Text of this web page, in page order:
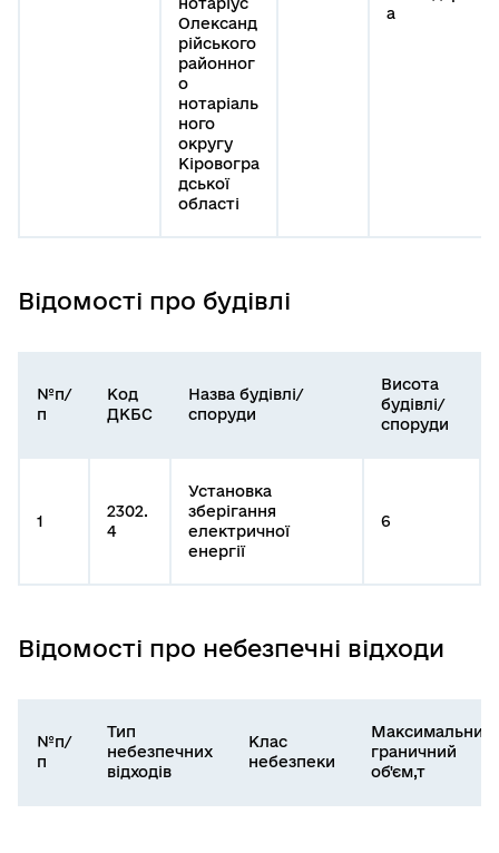
Олександ
рійського
районног
о
нотаріаль
ного
округу
Кіровогра
дської
області
а
Відомості про будівлі
№п/
п
Код
ДКБС
Назва будівлі/
споруди
Висота
будівлі/
споруди
1
2302.
4
Установка
зберігання
електричної
енергії
6
Відомості про небезпечні відходи
№п/
п
Тип
небезпечних
відходів
Клас
небезпеки
Максимальний
граничний
об'єм,т